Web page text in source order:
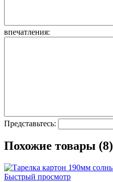
впечатления:
Представьтесь:
Похожие товары (8)
Быстрый просмотр